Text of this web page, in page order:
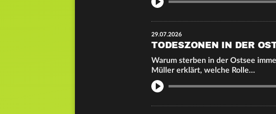
29.07.2026
TODESZONEN IN DER
Warum sterben in der Ostsee
Müller erklärt, welche Rolle…